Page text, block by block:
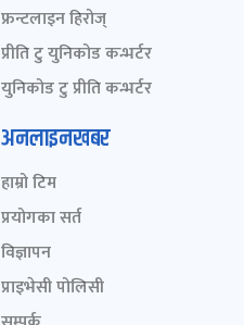
फ्रन्टलाइन हिरोज्
प्रीति टु युनिकोड कन्भर्टर
युनिकोड टु प्रीति कन्भर्टर
अनलाइनखबर
हाम्रो टिम
प्रयोगका सर्त
विज्ञापन
प्राइभेसी पोलिसी